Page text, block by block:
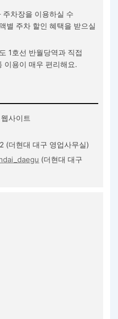
주차장을 이용하실 수
별 주차 할인 혜택을 받으실
1호선 반월당역과 직접
이용이 매우 편리해요.
사이트
(더현대 대구 영업사무실)
(더현대 대구